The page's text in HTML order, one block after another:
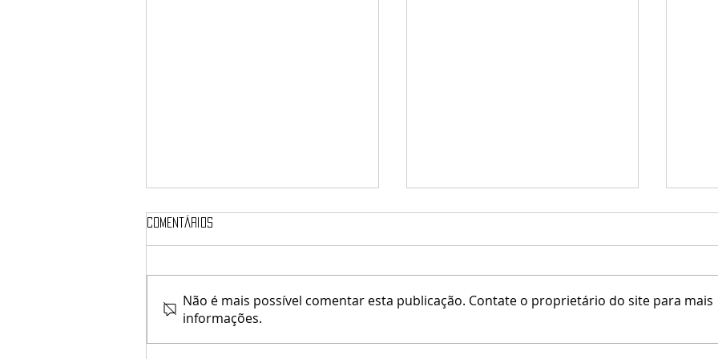
Kaithleen's / Krescendo
elune / Verx
Comentários
Não é mais possível comentar esta publicação. Contate o proprietário do site para mais
informações.